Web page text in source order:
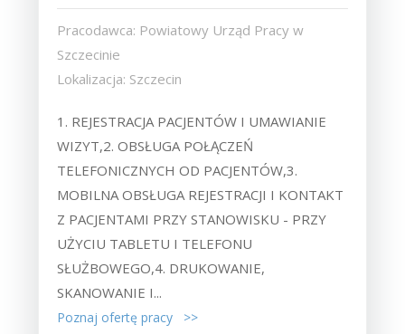
Pracodawca: Powiatowy Urząd Pracy w
Szczecinie
Lokalizacja: Szczecin
1. REJESTRACJA PACJENTÓW I UMAWIANIE
WIZYT,2. OBSŁUGA POŁĄCZEŃ
TELEFONICZNYCH OD PACJENTÓW,3.
MOBILNA OBSŁUGA REJESTRACJI I KONTAKT
Z PACJENTAMI PRZY STANOWISKU - PRZY
UŻYCIU TABLETU I TELEFONU
SŁUŻBOWEGO,4. DRUKOWANIE,
SKANOWANIE I...
Poznaj ofertę pracy >>